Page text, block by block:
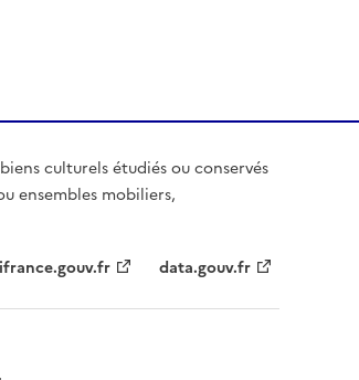
culturels étudiés ou conservés
ensembles mobiliers,
data.gouv.fr